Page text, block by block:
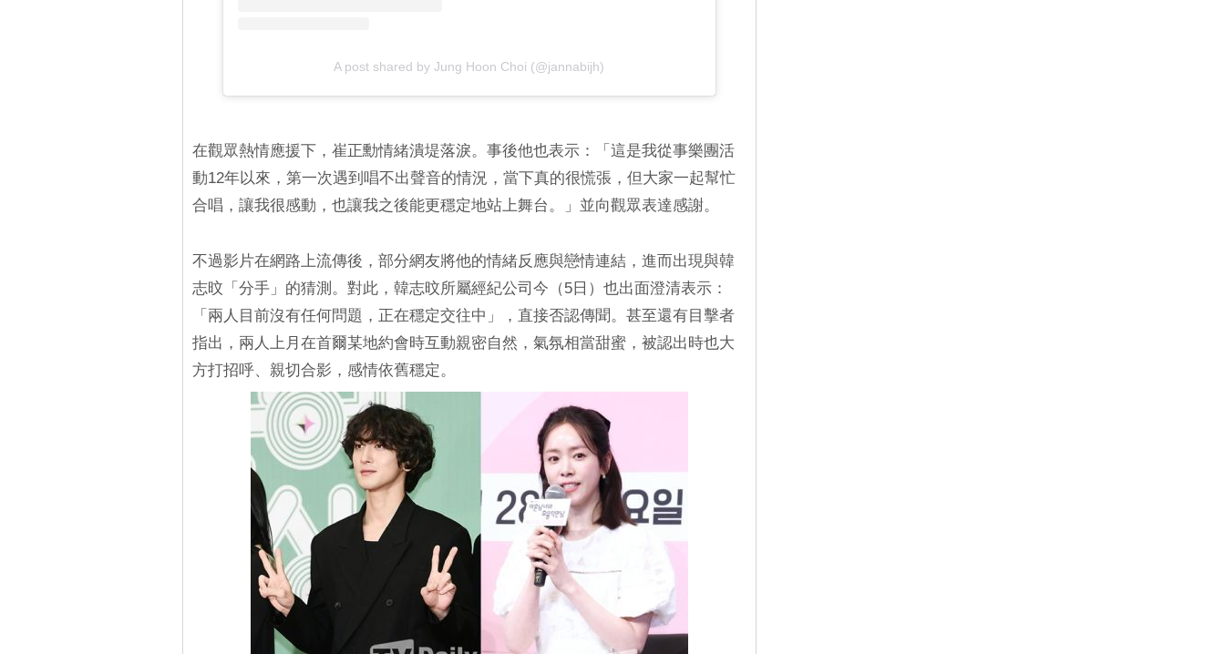
A post shared by Jung Hoon Choi (@jannabijh)
在觀眾熱情應援下，崔正勳情緒潰堤落淚。事後他也表示：「這是我從事樂團活
動12年以來，第一次遇到唱不出聲音的情況，當下真的很慌張，但大家一起幫忙
合唱，讓我很感動，也讓我之後能更穩定地站上舞台。」並向觀眾表達感謝。
不過影片在網路上流傳後，部分網友將他的情緒反應與戀情連結，進而出現與韓
志旼「分手」的猜測。對此，韓志旼所屬經紀公司今（5日）也出面澄清表示：
「兩人目前沒有任何問題，正在穩定交往中」，直接否認傳聞。甚至還有目擊者
指出，兩人上月在首爾某地約會時互動親密自然，氣氛相當甜蜜，被認出時也大
方打招呼、親切合影，感情依舊穩定。